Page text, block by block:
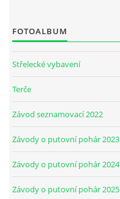
FOTOALBUM
Střelecké vybavení
Terče
Závod seznamovací 2022
Závody o putovní pohár 2023
Závody o putovní pohár 2024
Závody o putovní pohár 2025